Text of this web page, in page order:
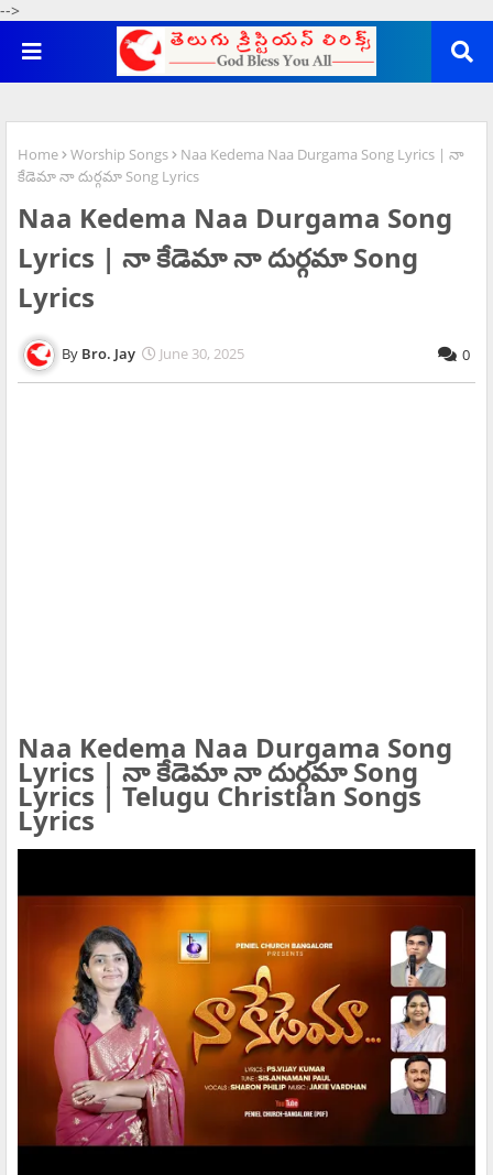
-->
Home Worship Songs
Naa Kedema Naa Durgama Song Lyrics | నా
కేడెమా నా దుర్గమా Song Lyrics
Naa Kedema Naa Durgama Song
Lyrics | నా కేడెమా నా దుర్గమా Song
Lyrics
Bro. Jay June 30, 2025 0
Naa Kedema Naa Durgama Song
Lyrics | నా కేడెమా నా దుర్గమా Song
Lyrics | Telugu Christian Songs
Lyrics